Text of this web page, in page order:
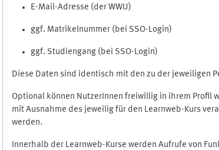
E-Mail-Adresse (der WWU)
ggf. Matrikelnummer (bei SSO-Login)
ggf. Studiengang (bei SSO-Login)
Diese Daten sind identisch mit den zu der jeweiligen
Optional können NutzerInnen freiwillig in ihrem Profil
mit Ausnahme des jeweilig für den Learnweb-Kurs
werden.
Innerhalb der Learnweb-Kurse werden Aufrufe von